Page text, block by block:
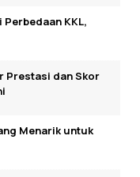
KKL,
Prestasi dan Skor
Menarik untuk